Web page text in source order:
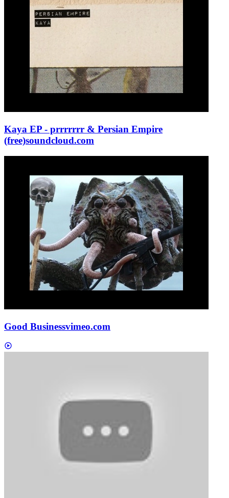
Kaya EP - prrrrrrr & Persian Empire
(free)soundcloud.com
Good Businessvimeo.com